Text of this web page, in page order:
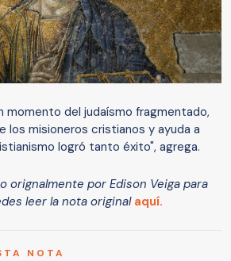
momento del judaísmo fragmentado,
los misioneros cristianos y ayuda a
logró tanto éxito", agrega.
orignalmente por Edison Veiga para
leer la nota original aquí.
NOTA